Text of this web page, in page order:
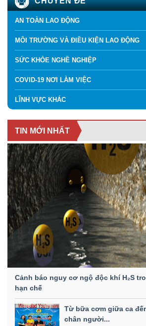
AN TOÀN LAO ĐỘNG
MÔI TRƯỜNG VÀ ĐIỀU KIỆN LAO ĐỘNG
SỨC KHỎE NGHỀ NGHIỆP
COVID-19 NƠI LÀM VIỆC
LĨNH VỰC KHÁC
TIN MỚI NHẤT
Cảnh báo nguy cơ ngộ độc khí H₂S
hạn chế
Từ bữa cơm giữa ca
chân người...